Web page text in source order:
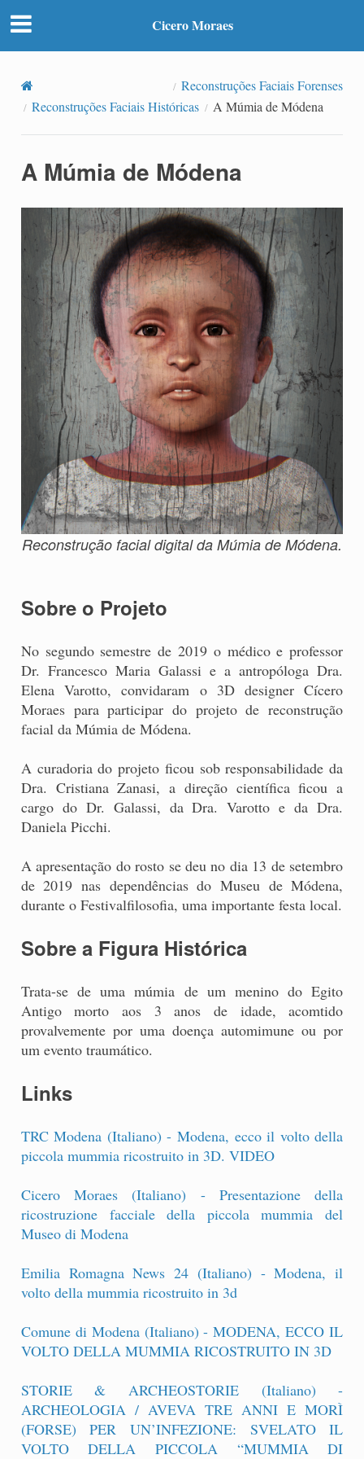
Cicero Moraes
Reconstruções Faciais Forenses
Reconstruções Faciais Históricas
A Múmia de Módena
A Múmia de Módena
Reconstrução facial digital da Múmia de Módena.
Sobre o Projeto
No segundo semestre de 2019 o médico e professor
Dr. Francesco Maria Galassi e a antropóloga Dra.
Elena Varotto, convidaram o 3D designer Cícero
Moraes para participar do projeto de reconstrução
facial da Múmia de Módena.
A curadoria do projeto ficou sob responsabilidade da
Dra. Cristiana Zanasi, a direção científica ficou a
cargo do Dr. Galassi, da Dra. Varotto e da Dra.
Daniela Picchi.
A apresentação do rosto se deu no dia 13 de setembro
de 2019 nas dependências do Museu de Módena,
durante o Festivalfilosofia, uma importante festa local.
Sobre a Figura Histórica
Trata-se de uma múmia de um menino do Egito
Antigo morto aos 3 anos de idade, acomtido
provalvemente por uma doença automimune ou por
um evento traumático.
Links
TRC Modena (Italiano) - Modena, ecco il volto della
piccola mummia ricostruito in 3D. VIDEO
Cicero Moraes (Italiano) - Presentazione della
ricostruzione facciale della piccola mummia del
Museo di Modena
Emilia Romagna News 24 (Italiano) - Modena, il
volto della mummia ricostruito in 3d
Comune di Modena (Italiano) - MODENA, ECCO IL
VOLTO DELLA MUMMIA RICOSTRUITO IN 3D
STORIE & ARCHEOSTORIE (Italiano) -
ARCHEOLOGIA / AVEVA TRE ANNI E MORÌ
(FORSE) PER UN’INFEZIONE: SVELATO IL
VOLTO DELLA PICCOLA “MUMMIA DI